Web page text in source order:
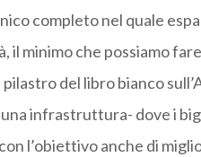
completo nel quale
minimo che possiamo
del libro bianco
infrastruttura- dove i
l’obiettivo anche di